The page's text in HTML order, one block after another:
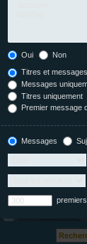
Oui Non
Titres et messages
Messages
Titres uniquement
Premier message
Messages